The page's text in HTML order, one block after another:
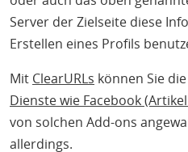
Server der Zielseite diese
Erstellen eines Profils
Mit ClearURLs können Sie
Dienste wie Facebook
von solchen Add-ons
allerdings.